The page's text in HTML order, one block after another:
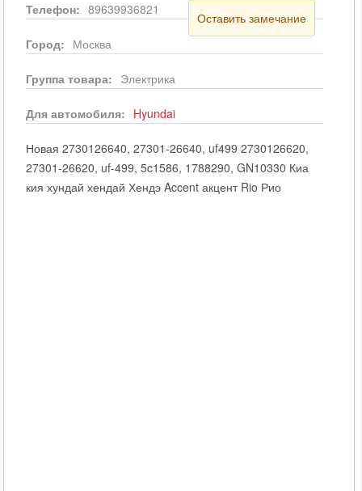
Телефон: 89639936821
Оставить замечание
Город: Москва
Группа товара: Электрика
Для автомобиля: Hyundai
Новая 2730126640, 27301-26640, uf499 2730126620,
27301-26620, uf-499, 5c1586, 1788290, GN10330 Киа
кия хундай хендай Хендэ Accent акцент Rio Рио